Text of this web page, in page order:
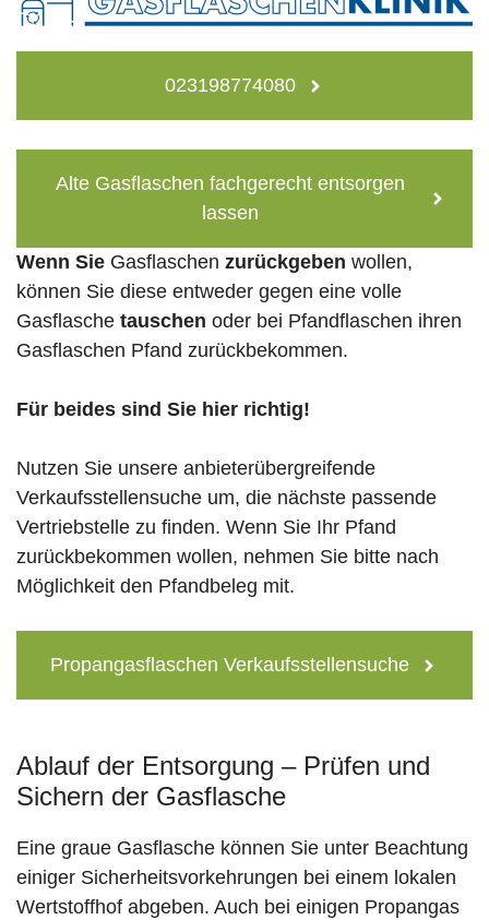
023198774080
Alte Gasflaschen fachgerecht entsorgen
lassen
Wenn Sie Gasflaschen zurückgeben wollen,
können Sie diese entweder gegen eine volle
Gasflasche tauschen oder bei Pfandflaschen ihren
Gasflaschen Pfand zurückbekommen.
Für beides sind Sie hier richtig!
Nutzen Sie unsere anbieterübergreifende
Verkaufsstellensuche um, die nächste passende
Vertriebstelle zu finden. Wenn Sie Ihr Pfand
zurückbekommen wollen, nehmen Sie bitte nach
Möglichkeit den Pfandbeleg mit.
Propangasflaschen Verkaufsstellensuche
Ablauf der Entsorgung – Prüfen und
Sichern der Gasflasche
Eine graue Gasflasche können Sie unter Beachtung
einiger Sicherheitsvorkehrungen bei einem lokalen
Wertstoffhof abgeben. Auch bei einigen Propangas